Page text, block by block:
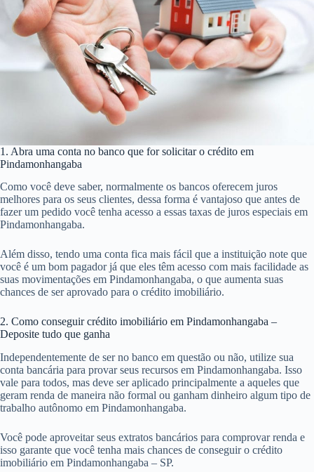
1. Abra uma conta no banco que for solicitar o crédito em
Pindamonhangaba
Como você deve saber, normalmente os bancos oferecem juros
melhores para os seus clientes, dessa forma é vantajoso que antes de
fazer um pedido você tenha acesso a essas taxas de juros especiais em
Pindamonhangaba.
Além disso, tendo uma conta fica mais fácil que a instituição note que
você é um bom pagador já que eles têm acesso com mais facilidade as
suas movimentações em Pindamonhangaba, o que aumenta suas
chances de ser aprovado para o crédito imobiliário.
2. Como conseguir crédito imobiliário em Pindamonhangaba –
Deposite tudo que ganha
Independentemente de ser no banco em questão ou não, utilize sua
conta bancária para provar seus recursos em Pindamonhangaba. Isso
vale para todos, mas deve ser aplicado principalmente a aqueles que
geram renda de maneira não formal ou ganham dinheiro algum tipo de
trabalho autônomo em Pindamonhangaba.
Você pode aproveitar seus extratos bancários para comprovar renda e
isso garante que você tenha mais chances de conseguir o crédito
imobiliário em Pindamonhangaba – SP.